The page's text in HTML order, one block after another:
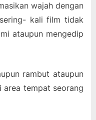
wajah dengan
kali film tidak
ataupun mengedip
rambut ataupun
area tempat seorang